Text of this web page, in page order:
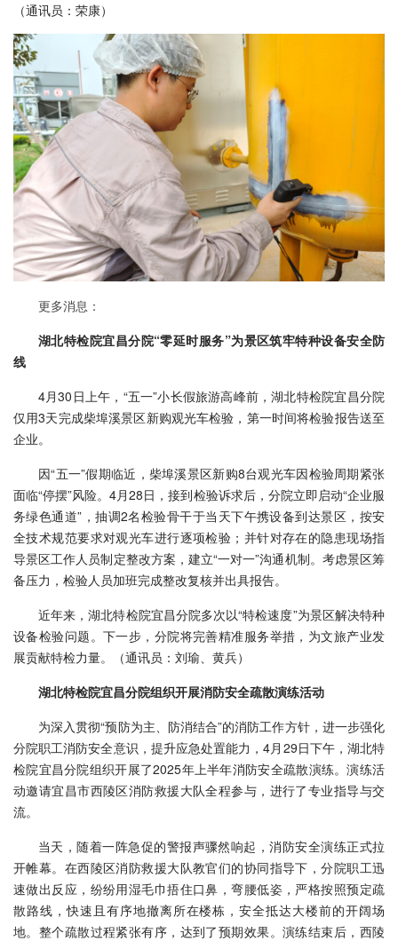
（通讯员：荣康）
更多消息：
湖北特检院宜昌分院“零延时服务”为景区筑牢特种设备安全防
线
4月30日上午，“五一”小长假旅游高峰前，湖北特检院宜昌分院
仅用3天完成柴埠溪景区新购观光车检验，第一时间将检验报告送至
企业。
因“五一”假期临近，柴埠溪景区新购8台观光车因检验周期紧张
面临“停摆”风险。4月28日，接到检验诉求后，分院立即启动“企业服
务绿色通道”，抽调2名检验骨干于当天下午携设备到达景区，按安
全技术规范要求对观光车进行逐项检验；并针对存在的隐患现场指
导景区工作人员制定整改方案，建立“一对一”沟通机制。考虑景区筹
备压力，检验人员加班完成整改复核并出具报告。
近年来，湖北特检院宜昌分院多次以“特检速度”为景区解决特种
设备检验问题。下一步，分院将完善精准服务举措，为文旅产业发
展贡献特检力量。（通讯员：刘瑜、黄兵）
湖北特检院宜昌分院组织开展消防安全疏散演练活动
为深入贯彻“预防为主、防消结合”的消防工作方针，进一步强化
分院职工消防安全意识，提升应急处置能力，4月29日下午，湖北特
检院宜昌分院组织开展了2025年上半年消防安全疏散演练。演练活
动邀请宜昌市西陵区消防救援大队全程参与，进行了专业指导与交
流。
当天，随着一阵急促的警报声骤然响起，消防安全演练正式拉
开帷幕。在西陵区消防救援大队教官们的协同指导下，分院职工迅
速做出反应，纷纷用湿毛巾捂住口鼻，弯腰低姿，严格按照预定疏
散路线，快速且有序地撤离所在楼栋，安全抵达大楼前的开阔场
地。整个疏散过程紧张有序，达到了预期效果。演练结束后，西陵